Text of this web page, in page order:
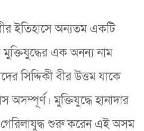
ইতিহাসে অন্যতম একটি
এক অনন্য নাম
সিদ্দিকী বীর উত্তম যাকে
অসম্পূর্ণ। মুক্তিযুদ্ধে হানাদার
গেরিলাযুদ্ধ শুরু করেন এই অসম